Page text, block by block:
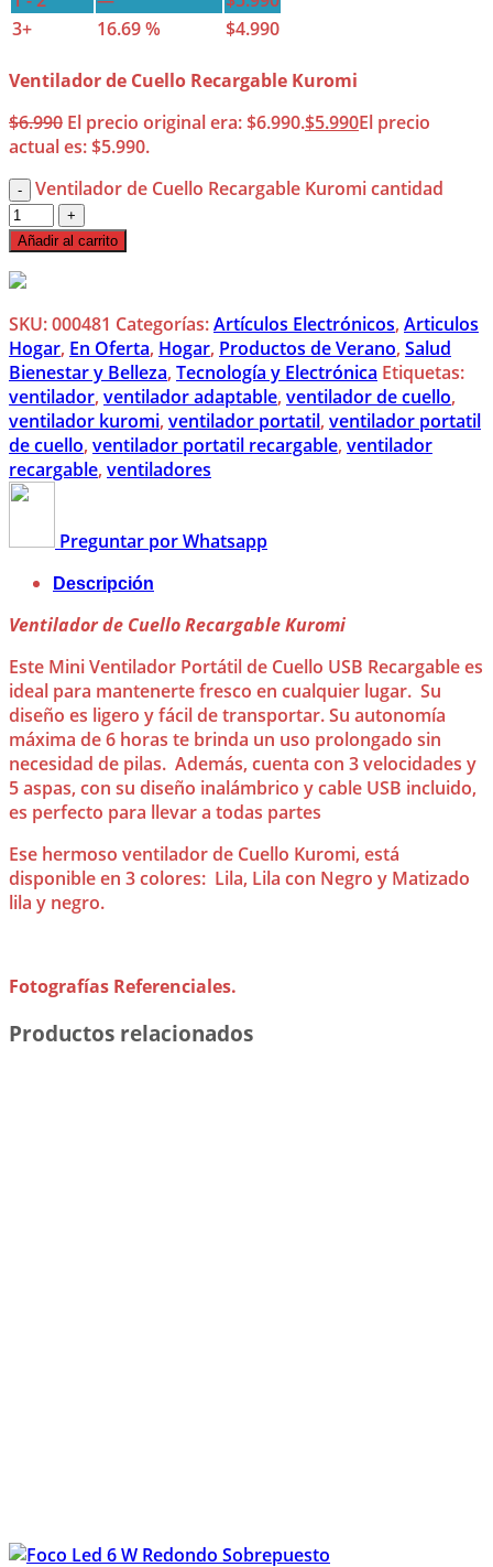
3+
16.69 % $4.990
Ventilador de Cuello Recargable Kuromi
$6.990 El precio original era: $6.990.$5.990El precio
actual es: $5.990.
Ventilador de Cuello Recargable Kuromi cantidad
Añadir al carrito
SKU:000481 Categorías:Artículos Electrónicos, Articulos
Hogar, En Oferta, Hogar, Productos de Verano, Salud
Bienestar y Belleza, Tecnología y Electrónica Etiquetas:
ventilador, ventilador adaptable, ventilador de cuello,
ventilador kuromi, ventilador portatil, ventilador portatil
de cuello, ventilador portatil recargable, ventilador
recargable, ventiladores
Preguntar por Whatsapp
Descripción
Ventilador de Cuello Recargable Kuromi
Este Mini Ventilador Portátil de Cuello USB Recargable es
ideal para mantenerte fresco en cualquier lugar. Su
diseño es ligero y fácil de transportar. Su autonomía
máxima de 6 horas te brinda un uso prolongado sin
necesidad de pilas. Además, cuenta con 3 velocidades y
5 aspas, con su diseño inalámbrico y cable USB incluido,
es perfecto para llevar a todas partes
Ese hermoso ventilador de Cuello Kuromi, está
disponible en 3 colores: Lila, Lila con Negro y Matizado
lila y negro.
Fotografías Referenciales.
Productos relacionados